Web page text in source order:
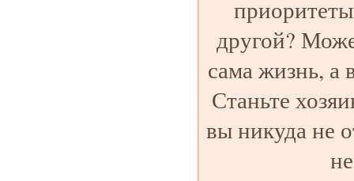
другой?
сама жизнь, а
Станьте
вы никуда не